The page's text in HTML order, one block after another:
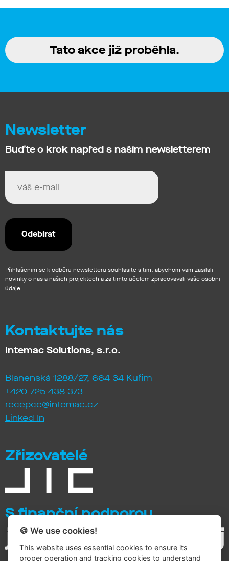
Tato akce již proběhla.
Newsletter
Buďte o krok napřed s naším newsletterem
Přihlášením se k odběru newsletteru souhlasíte s tím, abychom vám zasílali
novinky o nás a našich projektech a za tímto účelem zpracovávali vaše osobní
údaje.
Kontaktujte nás
Intemac Solutions, s.r.o.
Blanenská 1288/27, 664 34 Kuřim
+420 725 438 373
recepce@intemac.cz
Linked-In
Zřizovatelé
S finanční podporou
🍪 We usecookies!
This website uses essential cookies to ensure its
proper operation and tracking cookies to understand